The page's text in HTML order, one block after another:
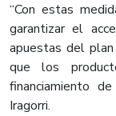
“Con estas
garantizar el
apuestas del plan
que los
financiamiento
Iragorri.